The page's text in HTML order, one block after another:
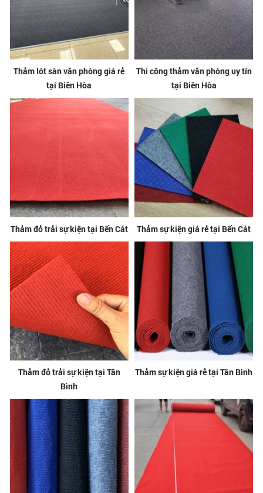
Thảm lót sàn văn phòng giá rẻ
tại Biên Hòa
Thi công thảm văn phòng uy tín
tại Biên Hòa
Thảm đỏ trải sự kiện tại Bến Cát Thảm sự kiện giá rẻ tại Bến Cát
Thảm đỏ trải sự kiện tại Tân
Bình
Thảm sự kiện giá rẻ tại Tân Bình